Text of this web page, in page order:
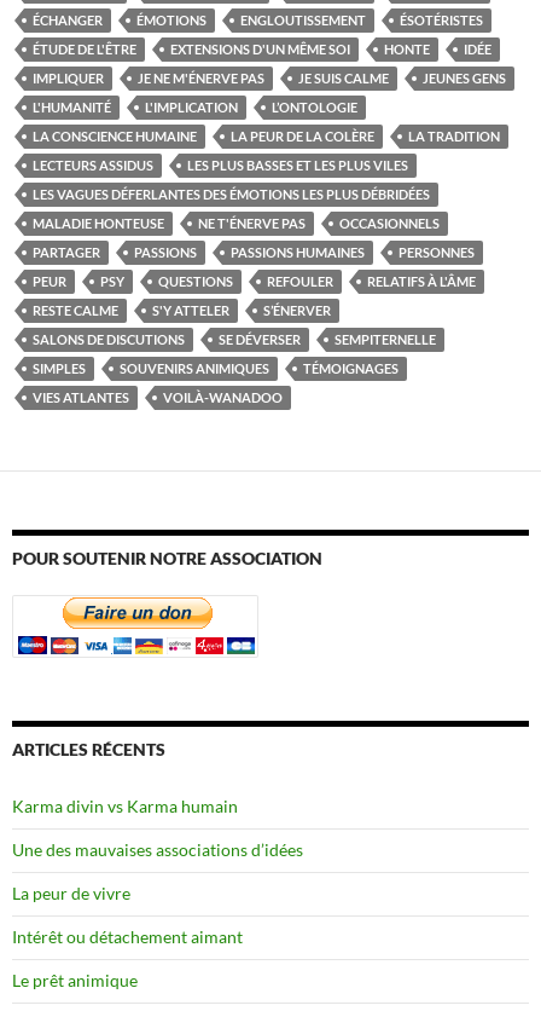
ÉCHANGER
ÉMOTIONS ENGLOUTISSEMENT
ÉSOTÉRISTES
ÉTUDE DE L'ÊTRE
EXTENSIONS D'UN MÊME SOI HONTE
IDÉE
IMPLIQUER
JE NE M'ÉNERVE PAS JE SUIS CALME
JEUNES GENS
L'HUMANITÉ
L'IMPLICATION
L’ONTOLOGIE
LA CONSCIENCE HUMAINE
LA PEUR DE LA COLÈRE
LA TRADITION
LECTEURS ASSIDUS
LES PLUS BASSES ET LES PLUS VILES
LES VAGUES DÉFERLANTES DES ÉMOTIONS LES PLUS DÉBRIDÉES
MALADIE HONTEUSE
NE T'ÉNERVE PAS
OCCASIONNELS
PARTAGER
PASSIONS PASSIONS HUMAINES
PERSONNES
PEUR
PSY QUESTIONS REFOULER
RELATIFS À L'ÂME
RESTE CALME
S'Y ATTELER
S’ÉNERVER
SALONS DE DISCUTIONS
SE DÉVERSER
SEMPITERNELLE
SIMPLES
SOUVENIRS ANIMIQUES
TÉMOIGNAGES
VIES ATLANTES
VOILÀ-WANADOO
POUR SOUTENIR NOTRE ASSOCIATION
ARTICLES RÉCENTS
Karma divin vs Karma humain
Une des mauvaises associations d’idées
La peur de vivre
Intérêt ou détachement aimant
Le prêt animique